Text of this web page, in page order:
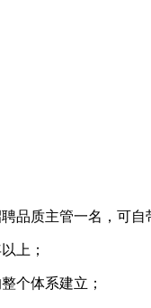
品质主管一名，可自
上；
个体系建立；